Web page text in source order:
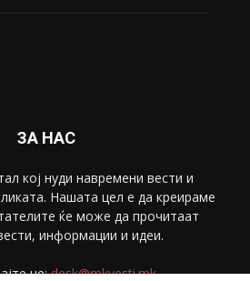
ЗА НАС
коj нуди навремени вести и
Нашата цел е да креираме
ќе може да прочитаат
информации и идеи.
не:desk@mkvesti.mk